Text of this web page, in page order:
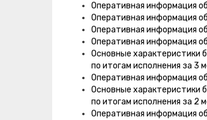
Оперативная информация
Оперативная информация
Оперативная информация
Оперативная информация
Основные характеристики
по итогам исполнения за 3
Оперативная информация
Основные характеристики
по итогам исполнения за 2
Оперативная информация